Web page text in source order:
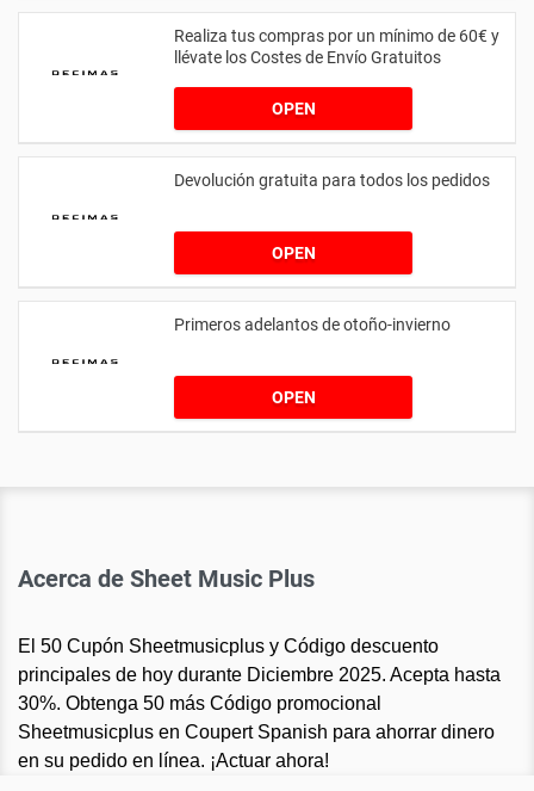
Realiza tus compras por un mínimo de 60€ y
llévate los Costes de Envío Gratuitos
OPEN
Devolución gratuita para todos los pedidos
OPEN
Primeros adelantos de otoño-invierno
OPEN
Acerca de Sheet Music Plus
El 50 Cupón Sheetmusicplus y Código descuento
principales de hoy durante Diciembre 2025. Acepta hasta
30%. Obtenga 50 más Código promocional
Sheetmusicplus en Coupert Spanish para ahorrar dinero
en su pedido en línea. ¡Actuar ahora!